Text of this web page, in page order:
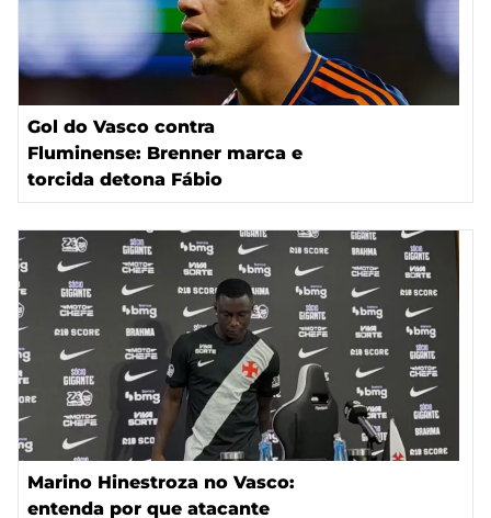
Gol do Vasco contra
Fluminense: Brenner marca e
torcida detona Fábio
Marino Hinestroza no Vasco:
entenda por que atacante